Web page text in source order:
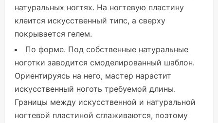
натуральных ногтях. На ногтевую пластину
клеится искусственный типс, а сверху
покрывается гелем.
По форме. Под собственные натуральные
ноготки заводится смоделированный шаблон.
Ориентируясь на него, мастер нарастит
искусственный ноготь требуемой длины.
Границы между искусственной и натуральной
ногтевой пластиной сглаживаются, поэтому